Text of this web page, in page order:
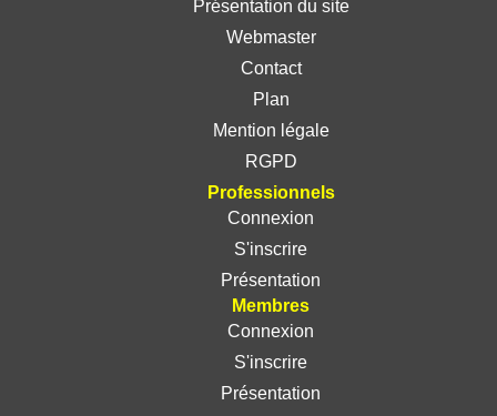
Présentation du site
Webmaster
Contact
Plan
Mention légale
RGPD
Professionnels
Connexion
S'inscrire
Présentation
Membres
Connexion
S'inscrire
Présentation